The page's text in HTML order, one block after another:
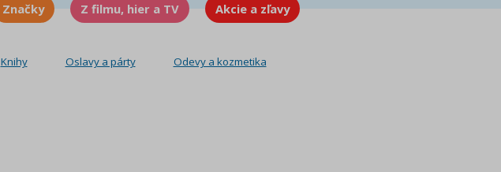
Značky Z filmu, hier a TV Akcie a zľavy
Knihy Oslavy a párty Odevy a kozmetika